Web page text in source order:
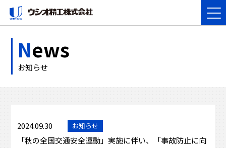
News
お知らせ
2024.09.30 お知らせ
「秋の全国交通安全運動」実施に伴い、「事故防止に向